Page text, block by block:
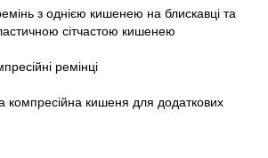
з однією кишенею на блискавці та
сітчастою кишенею
ремінці
компресійна кишеня для додаткових